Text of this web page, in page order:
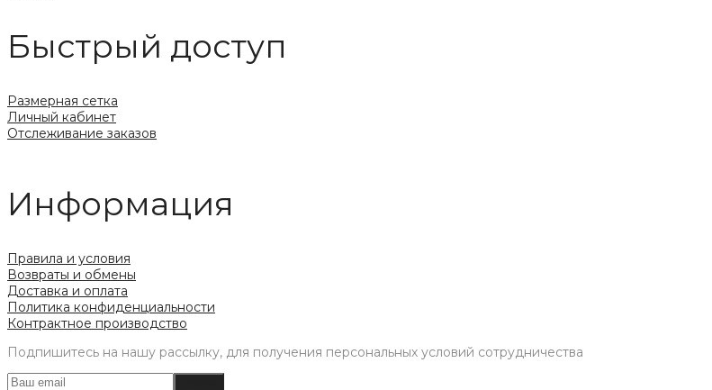
Быстрый доступ
Размерная сетка
Личный кабинет
Отслеживание заказов
Информация
Правила и условия
Возвраты и обмены
Доставка и оплата
Политика конфиденциальности
Контрактное производство
Подпишитесь на нашу рассылку, для получения персональных условий сотрудничества